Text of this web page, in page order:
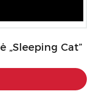
„Sleeping Cat”